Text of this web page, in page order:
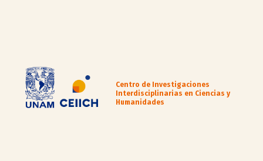
Centro de Investigaciones
Interdisciplinarias en Ciencias y
Humanidades